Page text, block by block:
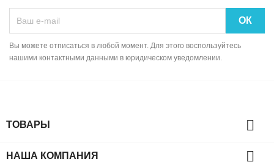
Вы можете отписаться в любой момент. Для этого воспользуйтесь
нашими контактными данными в юридическом уведомлении.
ТОВАРЫ 
НАША КОМПАНИЯ 